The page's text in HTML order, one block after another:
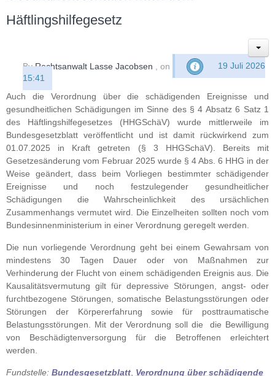
Häftlingshilfegesetz
ByRechtsanwalt Lasse Jacobsen , on
19 Juli 2026
15:41
Auch die Verordnung über die schädigenden Ereignisse und
gesundheitlichen Schädigungen im Sinne des § 4 Absatz 6 Satz 1
des Häftlingshilfegesetzes (HHGSchäV) wurde mittlerweile im
Bundesgesetzblatt veröffentlicht und ist damit rückwirkend zum
01.07.2025 in Kraft getreten (§ 3 HHGSchäV). Bereits mit
Gesetzesänderung vom Februar 2025 wurde § 4 Abs. 6 HHG in der
Weise geändert, dass beim Vorliegen bestimmter schädigender
Ereignisse und noch festzulegender gesundheitlicher
Schädigungen die Wahrscheinlichkeit des ursächlichen
Zusammenhangs vermutet wird. Die Einzelheiten sollten noch vom
Bundesinnenministerium in einer Verordnung geregelt werden.
Die nun vorliegende Verordnung geht bei einem Gewahrsam von
mindestens 30 Tagen Dauer oder von Maßnahmen zur
Verhinderung der Flucht von einem schädigenden Ereignis aus. Die
Kausalitätsvermutung gilt für depressive Störungen, angst- oder
furchtbezogene Störungen, somatische Belastungsstörungen oder
Störungen der Körpererfahrung sowie für posttraumatische
Belastungsstörungen. Mit der Verordnung soll die die Bewilligung
von Beschädigtenversorgung für die Betroffenen erleichtert
werden.
Fundstelle: Bundesgesetzblatt Verordnung über schädigende